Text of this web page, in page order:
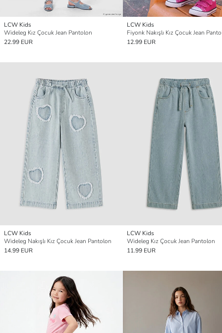
LCW Kids
Wideleg Kız Çocuk Jean Pantolon
22.99 EUR
LCW Kids
Fiyonk Nakışlı Kız Çocuk Jean
12.99 EUR
LCW Kids
Wideleg Nakışlı Kız Çocuk Jean Pantolon
14.99 EUR
LCW Kids
Wideleg Kız Çocuk Jean Pantolon
11.99 EUR